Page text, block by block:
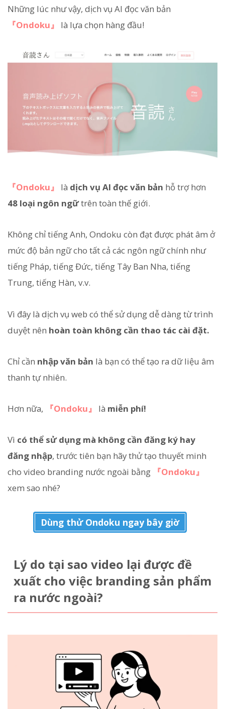
Những lúc như vậy, dịch vụ AI đọc văn bản
『Ondoku』
là lựa chọn hàng đầu!
『Ondoku』 là dịch vụ AI đọc văn bản hỗ trợ hơn
48 loại ngôn ngữtrên toàn thế giới.
Không chỉ tiếng Anh, Ondoku còn đạt được phát âm ở
mức độ bản ngữ cho tất cả các ngôn ngữ chính như
tiếng Pháp, tiếng Đức, tiếng Tây Ban Nha, tiếng
Trung, tiếng Hàn, v.v.
Vì đây là dịch vụ web có thể sử dụng dễ dàng từ trình
duyệt nên hoàn toàn không cần thao tác cài đặt.
Chỉ cần nhập văn bản là bạn có thể tạo ra dữ liệu âm
thanh tự nhiên.
Hơn nữa, 『Ondoku』 là miễn phí!
Vì có thể sử dụng mà không cần đăng ký hay
đăng nhập, trước tiên bạn hãy thử tạo thuyết minh
cho video branding nước ngoài bằng
『Ondoku』
xem sao nhé?
Dùng thử Ondoku ngay bây giờ
Lý do tại sao video lại được đề
xuất cho việc branding sản phẩm
ra nước ngoài?